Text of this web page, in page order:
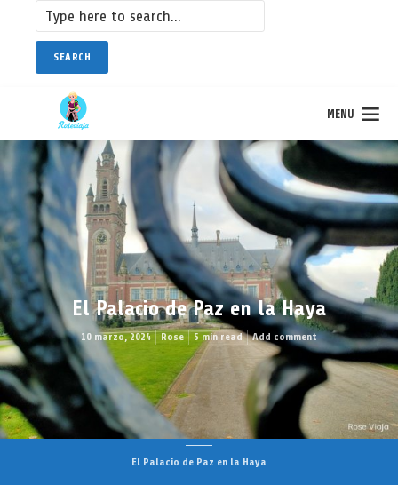
SEARCH
MENU
El Palacio de Paz en la Haya
El Palacio de Paz en la Haya
10 marzo, 2024 Rose 5 min read Add comment